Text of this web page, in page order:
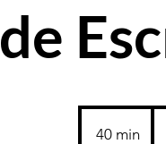
40 min